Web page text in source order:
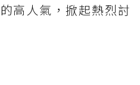
高人氣，掀起熱烈討